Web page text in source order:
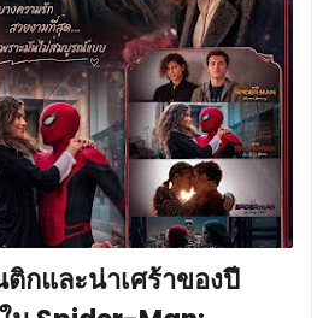
กและน่าเศร้าของปี